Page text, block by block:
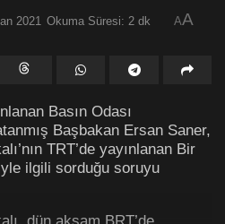
2021 Okuma Süresi: 2 dk AA
Basın Odası
Başbakan Ersan Saner,
TRT’de yayınlanan Bir
ilgili sorduğu soruyu